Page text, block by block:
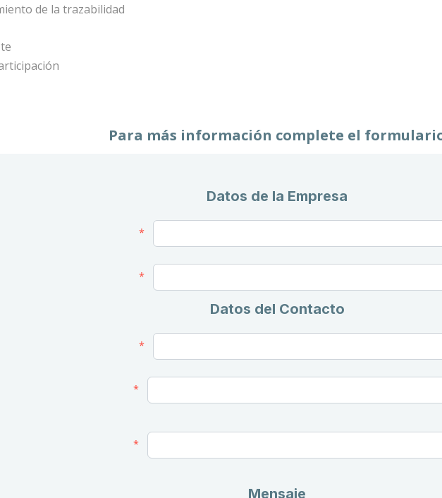
de la trazabilidad
Para más información complete el
Datos de la Empresa
Datos del Contacto
Mensaje